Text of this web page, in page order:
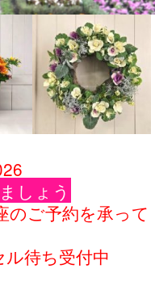
しょう
のご予約を承って
待ち受付中